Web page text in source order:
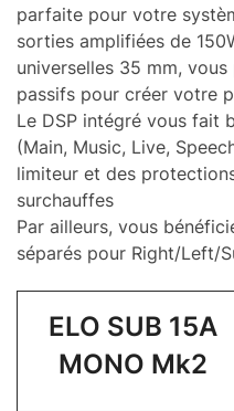
parfaite pour votre
sorties amplifiées de
universelles 35 mm,
passifs pour créer votre
Le DSP intégré vous fait
(Main, Music, Live,
limiteur et des
surchauffes
Par ailleurs, vous
séparés pour Right/Left/
ELO SUB 15A
MONO Mk2